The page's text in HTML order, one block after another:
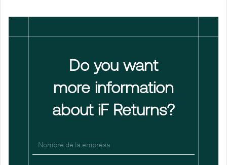
Do you want
more information
about iF Returns?